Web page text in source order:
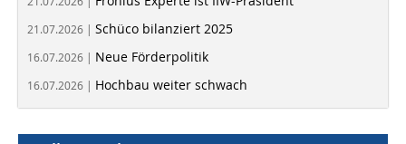
21.07.2026 | Schüco bilanziert 2025
16.07.2026 | Neue Förderpolitik
16.07.2026 | Hochbau weiter schwach